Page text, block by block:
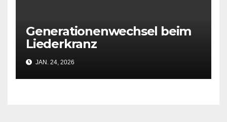
Generationenwechsel beim
Liederkranz
JAN. 24, 2026